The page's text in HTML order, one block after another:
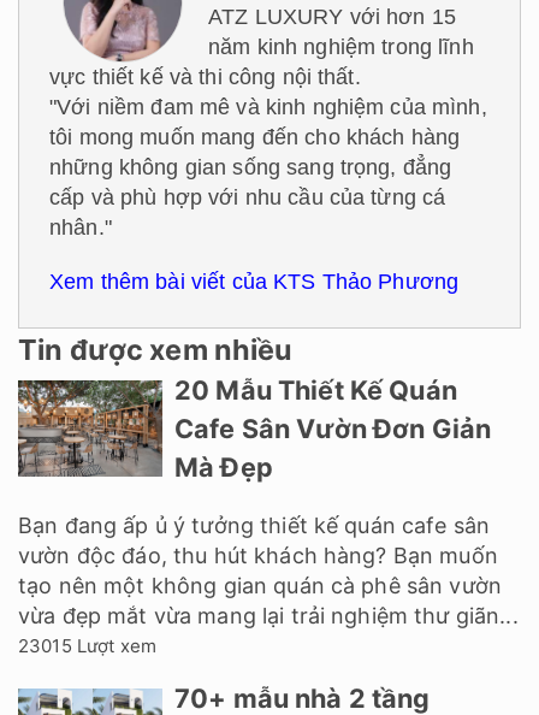
ATZ LUXURY với hơn 15
năm kinh nghiệm trong lĩnh
vực thiết kế và thi công nội thất.
"Với niềm đam mê và kinh nghiệm của mình,
tôi mong muốn mang đến cho khách hàng
những không gian sống sang trọng, đẳng
cấp và phù hợp với nhu cầu của từng cá
nhân."
Xem thêm bài viết của KTS Thảo Phương
Tin được xem nhiều
20 Mẫu Thiết Kế Quán
Cafe Sân Vườn Đơn Giản
Mà Đẹp
Bạn đang ấp ủ ý tưởng thiết kế quán cafe sân
vườn độc đáo, thu hút khách hàng? Bạn muốn
tạo nên một không gian quán cà phê sân vườn
vừa đẹp mắt vừa mang lại trải nghiệm thư giãn...
23015 Lượt xem
70+ mẫu nhà 2 tầng